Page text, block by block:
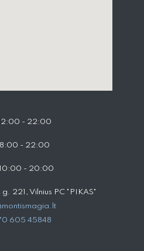
12:00 - 22:00
- 22:00
10:00 - 20:00
221, Vilnius PC "PIKAS"
605 45848